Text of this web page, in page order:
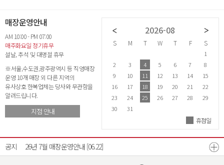
매장운영안내
AM 10:00 - PM 07:00
매주화요일 정기휴무
설날, 추석 및 대명절 휴무
※서울,수도권,광주광역시 등 직영매장
운영 10개 매장 외 다른 지역의
유사상호 한복업체는 당사와 무관함을
알려드립니다.
지점 안내
2026-07
S M T W
1
7 8 9 10
12
13 14 15 16
19
20 21 22 23 24
26
27 28
2026-08
S M T W T F S
1
2
3 4 5 6 7
8
9
10 11 12 13 14
15
16
17 18 19 20 21
22
23
24 25 26 27 28
29
30
31
휴점일
공지
[07.21]
26년 7월 매장운영안내 [06.22]